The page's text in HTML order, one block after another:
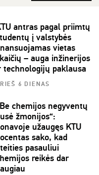
antras pagal priimtų
į valstybės
vietas
– auga inžinerijos
technologijų paklausa
6 DIENAS
chemijos negyventų
žmonijos“:
užaugęs KTU
sako, kad
pasauliui
reikės dar